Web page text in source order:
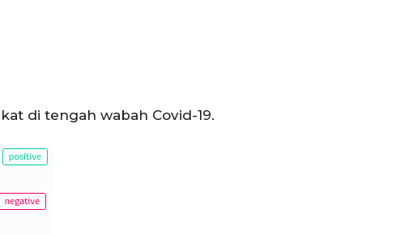
di tengah wabah Covid-19.